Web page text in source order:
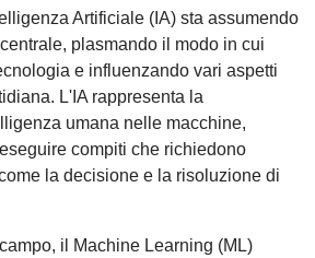
Artificiale (IA) sta assumendo
plasmando il modo in cui
e influenzando vari aspetti
L'IA rappresenta la
umana nelle macchine,
compiti che richiedono
la decisione e la risoluzione di
il Machine Learning (ML)